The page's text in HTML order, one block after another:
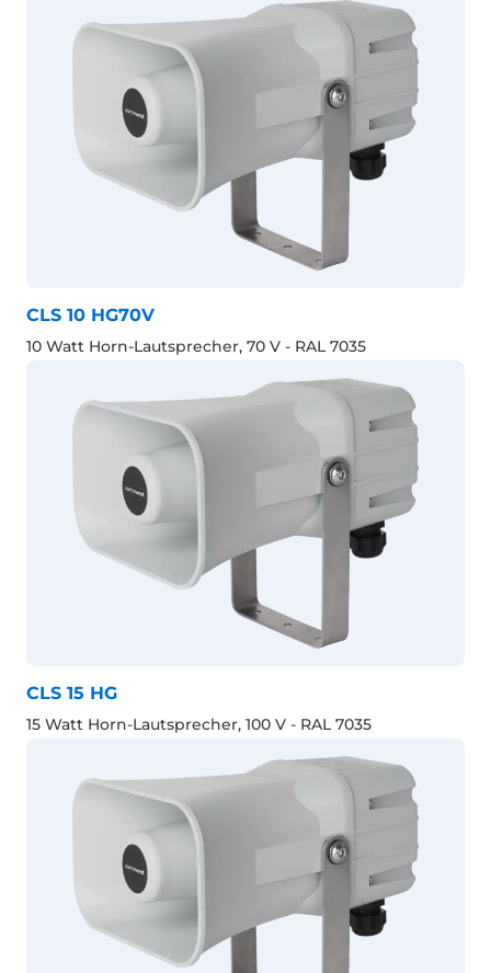
CLS 10 HG70V
10 Watt Horn-Lautsprecher, 70 V - RAL 7035
CLS 15 HG
15 Watt Horn-Lautsprecher, 100 V - RAL 7035